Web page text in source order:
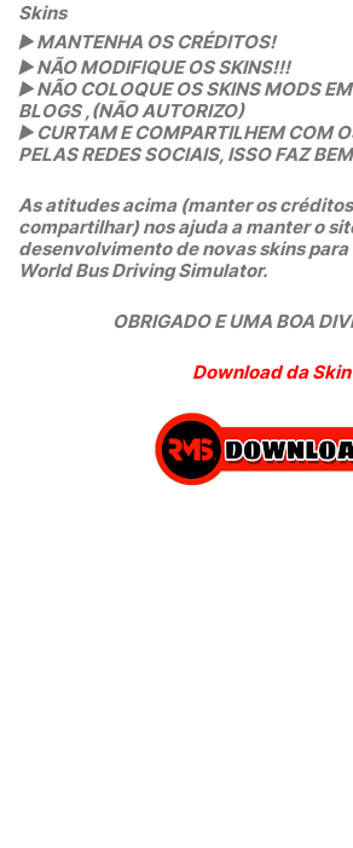
Skins
▶️MANTENHA OS CRÉDITOS!
▶️NÃO MODIFIQUE OS SKINS!!!
▶️NÃO COLOQUE OS SKINS MODS
BLOGS ,(NÃO AUTORIZO)
▶️CURTAM E COMPARTILHEM COM
PELAS REDES SOCIAIS, ISSO FAZ
As atitudes acima (manter os
compartilhar) nos ajuda a manter o
desenvolvimento de novas skins
World Bus Driving Simulator.
OBRIGADO E UMA BOA
Download da Skin